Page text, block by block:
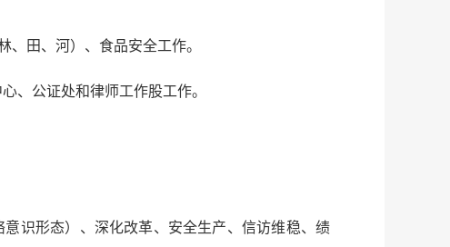
田、河）、食品安全工作。
、公证处和律师工作股工作。
识形态）、深化改革、安全生产、信访维稳、绩